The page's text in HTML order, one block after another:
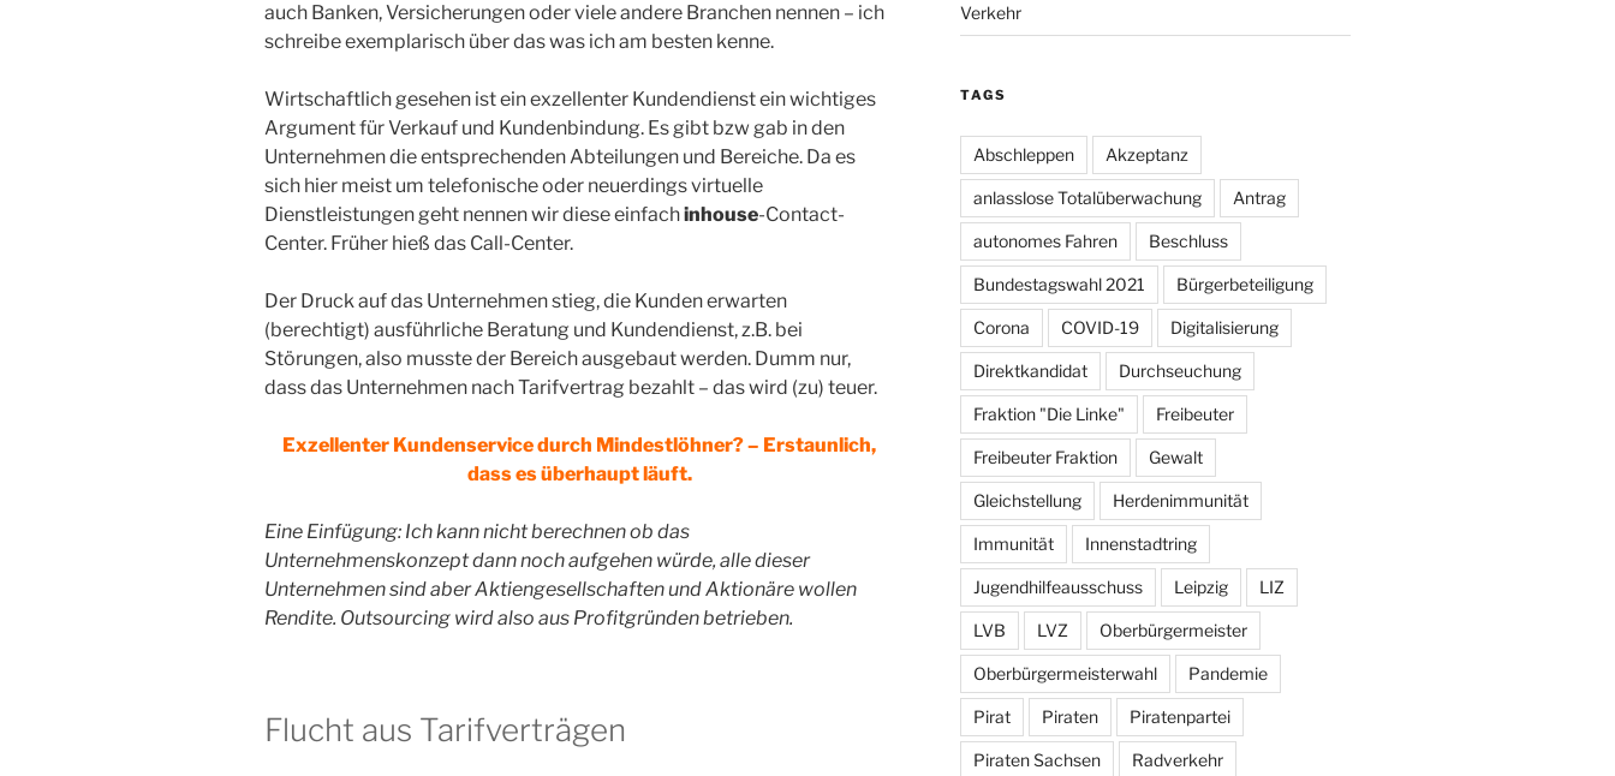
auch Banken, Versicherungen oder viele andere Branchen nennen – ich
schreibe exemplarisch über das was ich am besten kenne.
Wirtschaftlich gesehen ist ein exzellenter Kundendienst ein wichtiges
Argument für Verkauf und Kundenbindung. Es gibt bzw gab in den
Unternehmen die entsprechenden Abteilungen und Bereiche. Da es
sich hier meist um telefonische oder neuerdings virtuelle
Dienstleistungen geht nennen wir diese einfachinhouse-Contact-
Center. Früher hieß das Call-Center.
Der Druck auf das Unternehmen stieg, die Kunden erwarten
(berechtigt) ausführliche Beratung und Kundendienst, z.B. bei
Störungen, also musste der Bereich ausgebaut werden. Dumm nur,
dass das Unternehmen nach Tarifvertrag bezahlt – das wird (zu) teuer.
Exzellenter Kundenservice durch Mindestlöhner? – Erstaunlich,
dass es überhaupt läuft.
Eine Einfügung: Ich kann nicht berechnen ob das
Unternehmenskonzept dann noch aufgehen würde, alle dieser
Unternehmen sind aber Aktiengesellschaften und Aktionäre wollen
Rendite. Outsourcing wird also aus Profitgründen betrieben.
Flucht aus Tarifverträgen
Verkehr
TAGS
Abschleppen Akzeptanz
anlasslose Totalüberwachung Antrag
autonomes Fahren Beschluss
Bundestagswahl 2021 Bürgerbeteiligung
Corona COVID-19 Digitalisierung
Direktkandidat Durchseuchung
Fraktion "Die Linke" Freibeuter
Freibeuter Fraktion Gewalt
Gleichstellung Herdenimmunität
Immunität Innenstadtring
Jugendhilfeausschuss Leipzig LIZ
LVB LVZ Oberbürgermeister
Oberbürgermeisterwahl Pandemie
Pirat Piraten Piratenpartei
Piraten Sachsen Radverkehr